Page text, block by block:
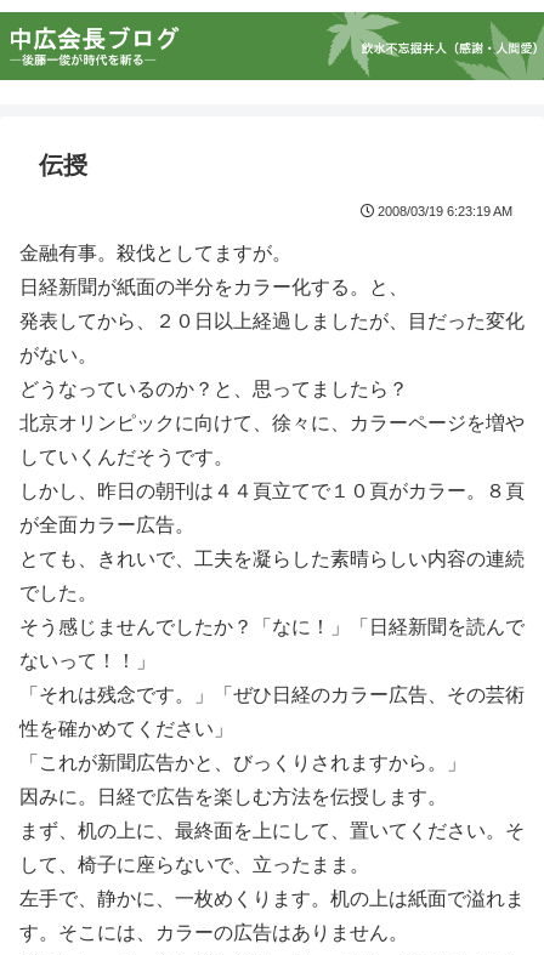
伝授
2008/03/19 6:23:19 AM
金融有事。殺伐としてますが。
日経新聞が紙面の半分をカラー化する。と、
発表してから、２０日以上経過しましたが、目だった変化
がない。
どうなっているのか？と、思ってましたら？
北京オリンピックに向けて、徐々に、カラーページを増や
していくんだそうです。
しかし、昨日の朝刊は４４頁立てで１０頁がカラー。８頁
が全面カラー広告。
とても、きれいで、工夫を凝らした素晴らしい内容の連続
でした。
そう感じませんでしたか？「なに！」「日経新聞を読んで
ないって！！」
「それは残念です。」「ぜひ日経のカラー広告、その芸術
性を確かめてください」
「これが新聞広告かと、びっくりされますから。」
因みに。日経で広告を楽しむ方法を伝授します。
まず、机の上に、最終面を上にして、置いてください。そ
して、椅子に座らないで、立ったまま。
左手で、静かに、一枚めくります。机の上は紙面で溢れま
す。そこには、カラーの広告はありません。